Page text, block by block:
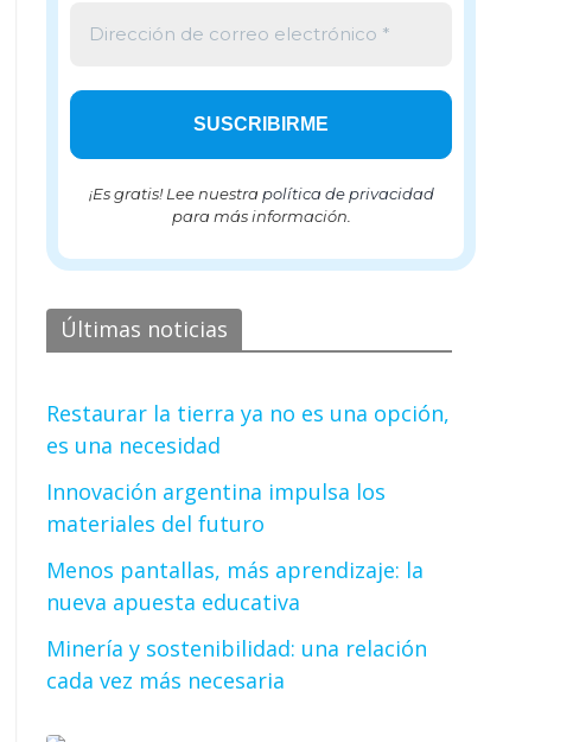
¡Es gratis! Lee nuestra política de privacidad
para más información.
Últimas noticias
Restaurar la tierra ya no es una opción,
es una necesidad
Innovación argentina impulsa los
materiales del futuro
Menos pantallas, más aprendizaje: la
nueva apuesta educativa
Minería y sostenibilidad: una relación
cada vez más necesaria